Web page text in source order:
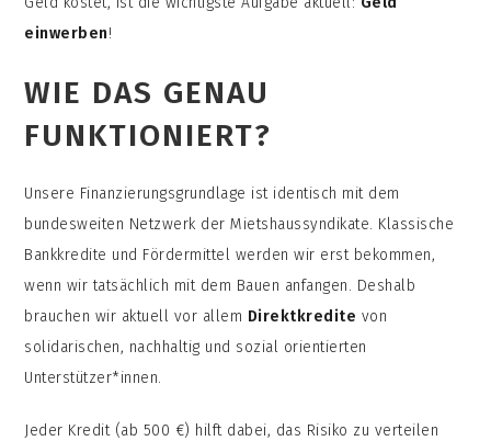
einwerben!
WIE DAS GENAU
FUNKTIONIERT?
Unsere Finanzierungsgrundlage ist identisch mit dem
bundesweiten Netzwerk der Mietshaussyndikate. Klassische
Bankkredite und Fördermittel werden wir erst bekommen,
wenn wir tatsächlich mit dem Bauen anfangen. Deshalb
brauchen wir aktuell vor allem Direktkredite von
solidarischen, nachhaltig und sozial orientierten
Unterstützer*innen.
Jeder Kredit (ab 500 €) hilft dabei, das Risiko zu verteilen